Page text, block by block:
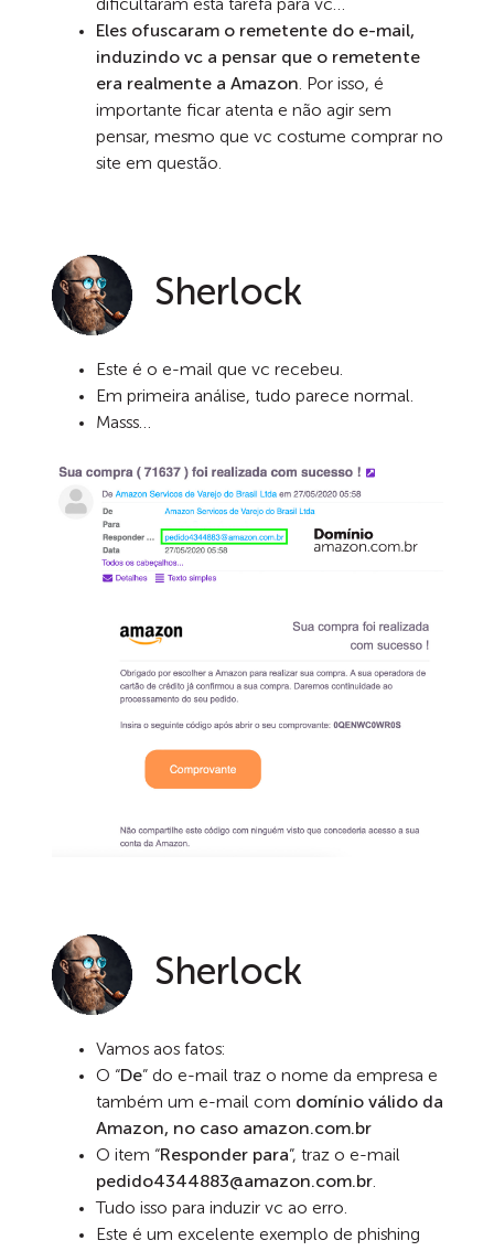
dificultaram esta tarefa para vc…
Eles ofuscaram o remetente do e-mail,
induzindo vc a pensar que o remetente
era realmente a Amazon. Por isso, é
importante ficar atenta e não agir sem
pensar, mesmo que vc costume comprar no
site em questão.
Sherlock
Este é o e-mail que vc recebeu.
Em primeira análise, tudo parece normal.
Masss…
Sherlock
Vamos aos fatos:
O “De” do e-mail traz o nome da empresa e
também um e-mail com domínio válido da
Amazon, no caso amazon.com.br
O item “Responder para”, traz o e-mail
pedido4344883@amazon.com.br.
Tudo isso para induzir vc ao erro.
Este é um excelente exemplo de phishing